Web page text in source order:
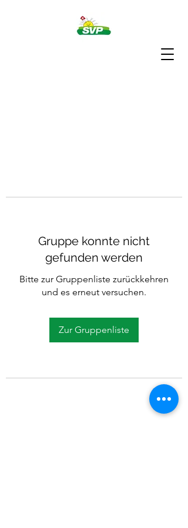
Gruppe konnte nicht
gefunden werden
Bitte zur Gruppenliste zurückkehren
und es erneut versuchen.
Zur Gruppenliste